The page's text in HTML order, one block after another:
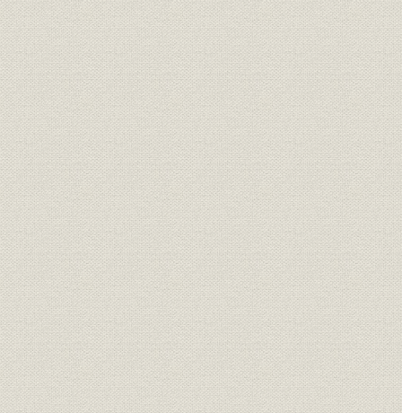
第1 情報化時代と国有鉄道
第2 座席予約システムの自動化
第3 貨物情報システムの自動化
第6節 信号
第1 閉塞装置の変遷
第2 連動装置の変遷
第3 軌道回路の変遷
第4 車内警報装置とATS
第5 CTCとRCの普及
第6 踏切保安装置
第7 ヤード自動化の進展